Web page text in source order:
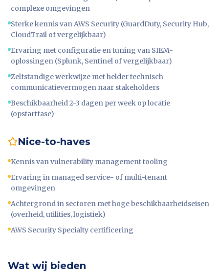
complexe omgevingen
Sterke kennis van AWS Security (GuardDuty, Security Hub,
CloudTrail of vergelijkbaar)
Ervaring met configuratie en tuning van SIEM-
oplossingen (Splunk, Sentinel of vergelijkbaar)
Zelfstandige werkwijze met helder technisch
communicatievermogen naar stakeholders
Beschikbaarheid 2-3 dagen per week op locatie
(opstartfase)
Nice-to-haves
Kennis van vulnerability management tooling
Ervaring in managed service- of multi-tenant
omgevingen
Achtergrond in sectoren met hoge beschikbaarheidseisen
(overheid, utilities, logistiek)
AWS Security Specialty certificering
Wat wij bieden